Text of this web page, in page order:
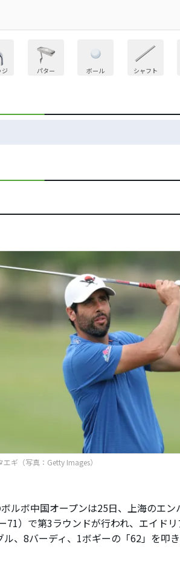
ジ パター ボール シャフト
ギ（写真：Getty Images）
ルボ中国オープンは25日、上海のエン
71）で第3ラウンドが行われ、エイド
、8バーディ、1ボギーの「62」を叩